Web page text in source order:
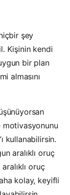
şey
Kişinin kendi
bir plan
almasını
motivasyonunu
’ı kullanabilirsin.
aralıklı oruç
aralıklı oruç
kolay, keyifli